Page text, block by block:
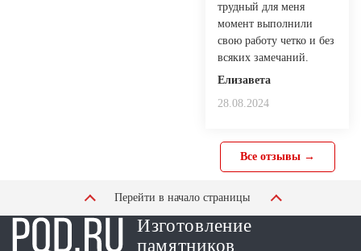
трудный для меня
момент выполнили
свою работу четко и без
всяких замечаний.
Елизавета
28.08.2024
Все отзывы →
Перейти в начало страницы
Изготовление
памятников